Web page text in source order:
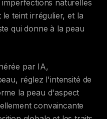
naturelles
teint irrégulier, et la
qui donne à la peau
par IA,
réglez l'intensité de
la peau d'aspect
convaincante